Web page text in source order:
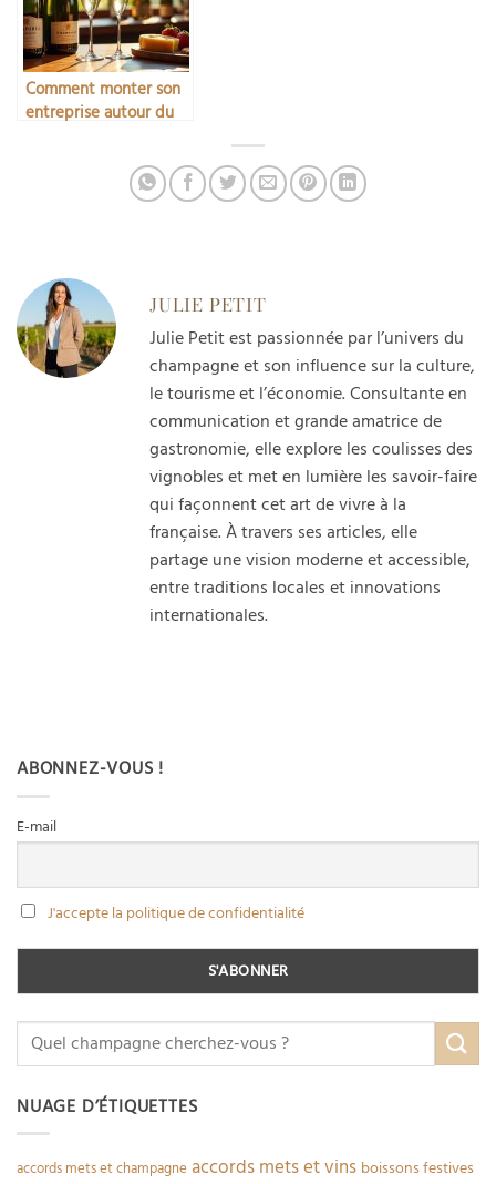
Comment monter son
entreprise autour du
JULIE PETIT
Julie Petit est passionnée par l’univers du
champagne et son influence sur la culture,
le tourisme et l’économie. Consultante en
communication et grande amatrice de
gastronomie, elle explore les coulisses des
vignobles et met en lumière les savoir-faire
qui façonnent cet art de vivre à la
française. À travers ses articles, elle
partage une vision moderne et accessible,
entre traditions locales et innovations
internationales.
ABONNEZ-VOUS !
E-mail
J'accepte la politique de confidentialité
NUAGE D’ÉTIQUETTES
accords mets et champagne accords mets et vins boissons festives